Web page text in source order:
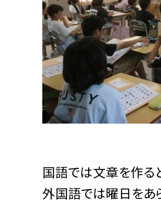
国語では文章を作る
外国語では曜日をあ